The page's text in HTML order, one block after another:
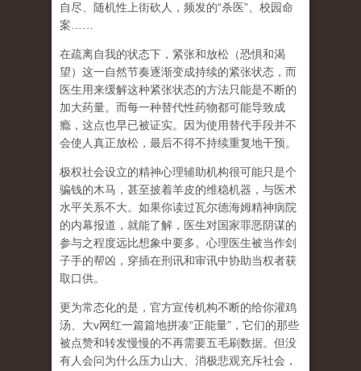
自尽、随机性上街砍人，频发的“杀医” 、校园命
案
在疏离自我的状态下，紧张和放松（恐惧和渴
望）这一自然节奏逐渐变成持续的紧张状态，而
医生用来缓解这种紧张状态的方法只能是不断的
加大药量。而每一种替代性药物都可能导致成
瘾，这点也早已被证实。因为使用替代手段并不
会使人真正放松，最后不得不持续重复地干预。
极权社会设立的精神心理辅助机构很可能只是个
骗钱的木马，甚至披着羊皮的维稳机器，与医术
水平关系不大。如果你读过瓦尔德海姆精神病院
的内幕报道，就能了解，医生对国家罪恶阴谋的
参与之程度远比想象中要多。心理医生被当作刽
子手的帮凶，穿插在刑讯和审讯中协助当权者获
取口供。
更为常态化的是，官方宣传机构不断的给你灌鸡
汤、大v网红一篇篇地拼凑“正能量” ，它们的那些
被点赞和转发慢慢的不再需要五毛刷数据。但没
有人会问为什么压力山大、消极悲观充斥社会，